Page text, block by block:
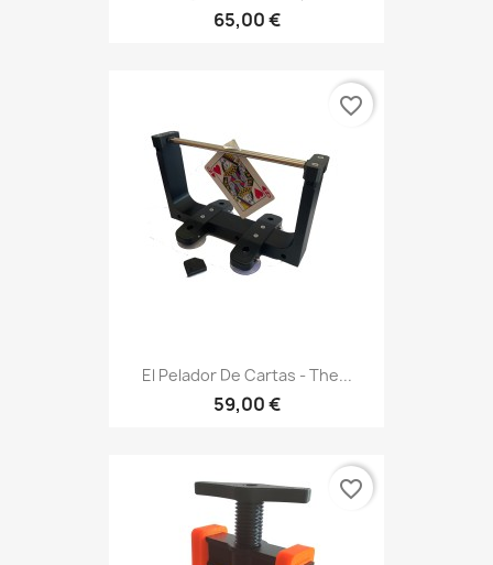
65,00 €
El Pelador De Cartas - The...
59,00 €
favorite_border
favorite_border